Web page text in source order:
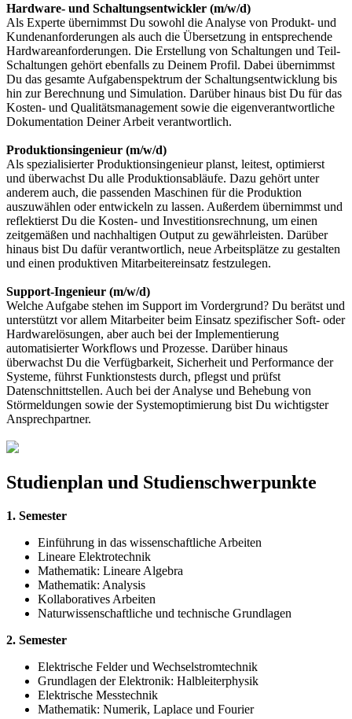
Hardware- und Schaltungsentwickler (m/w/d)
Als Experte übernimmst Du sowohl die Analyse von Produkt- und
Kundenanforderungen als auch die Übersetzung in entsprechende
Hardwareanforderungen. Die Erstellung von Schaltungen und Teil-
Schaltungen gehört ebenfalls zu Deinem Profil. Dabei übernimmst
Du das gesamte Aufgabenspektrum der Schaltungsentwicklung bis
hin zur Berechnung und Simulation. Darüber hinaus bist Du für das
Kosten- und Qualitätsmanagement sowie die eigenverantwortliche
Dokumentation Deiner Arbeit verantwortlich.
Produktionsingenieur (m/w/d)
Als spezialisierter Produktionsingenieur planst, leitest, optimierst
und überwachst Du alle Produktionsabläufe. Dazu gehört unter
anderem auch, die passenden Maschinen für die Produktion
auszuwählen oder entwickeln zu lassen. Außerdem übernimmst und
reflektierst Du die Kosten- und Investitionsrechnung, um einen
zeitgemäßen und nachhaltigen Output zu gewährleisten. Darüber
hinaus bist Du dafür verantwortlich, neue Arbeitsplätze zu gestalten
und einen produktiven Mitarbeitereinsatz festzulegen.
Support-Ingenieur (m/w/d)
Welche Aufgabe stehen im Support im Vordergrund? Du berätst und
unterstützt vor allem Mitarbeiter beim Einsatz spezifischer Soft- oder
Hardwarelösungen, aber auch bei der Implementierung
automatisierter Workflows und Prozesse. Darüber hinaus
überwachst Du die Verfügbarkeit, Sicherheit und Performance der
Systeme, führst Funktionstests durch, pflegst und prüfst
Datenschnittstellen. Auch bei der Analyse und Behebung von
Störmeldungen sowie der Systemoptimierung bist Du wichtigster
Ansprechpartner.
Studienplan und Studienschwerpunkte
1. Semester
Einführung in das wissenschaftliche Arbeiten
Lineare Elektrotechnik
Mathematik: Lineare Algebra
Mathematik: Analysis
Kollaboratives Arbeiten
Naturwissenschaftliche und technische Grundlagen
2. Semester
Elektrische Felder und Wechselstromtechnik
Grundlagen der Elektronik: Halbleiterphysik
Elektrische Messtechnik
Mathematik: Numerik, Laplace und Fourier